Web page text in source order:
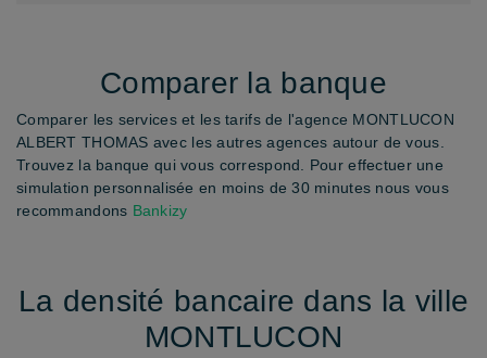
Comparer la banque
Comparer les services et les tarifs de l'agence MONTLUCON
ALBERT THOMAS avec les autres agences autour de vous.
Trouvez la banque qui vous correspond. Pour effectuer une
simulation personnalisée en moins de 30 minutes nous vous
recommandons Bankizy
La densité bancaire dans la ville
MONTLUCON